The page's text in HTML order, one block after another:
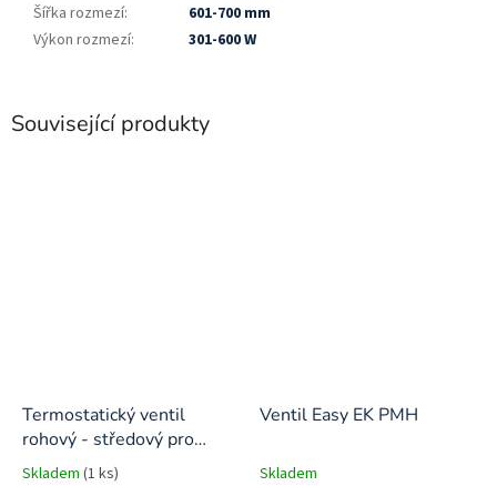
Související produkty
Termostatický ventil
rohový - středový pro
kombinované zapojení
Skladem (1 ks)
Ventil Easy EK PMH
Skladem
Šířka rozmezí:
601-700 mm
Výkon rozmezí: 301-600 W